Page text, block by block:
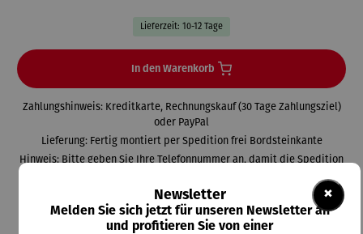
Lieferzeit: 10-12 Tage
In den Warenkorb
Zahlungshinweis: Kreditkarte, Rechnungskauf (30 Tage Zahlungsziel)
oder PayPal
Lieferung: Fertig montiert per Spedition frei Bordsteinkante
Hinweis: Bitte geben Sie Ihre Telefonnummer an, damit die Spedition
×
Newsletter
Melden Sie sich jetzt für unseren Newsletter an
und profitieren Sie von einer